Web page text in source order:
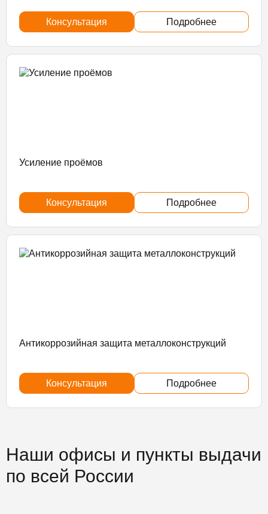
Консультация Подробнее
Усиление проёмов
Консультация Подробнее
Антикоррозийная защита металлоконструкций
Консультация Подробнее
Наши офисы и пункты выдачи
по всей России